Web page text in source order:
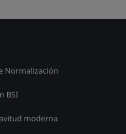
Normalización
BSI
moderna